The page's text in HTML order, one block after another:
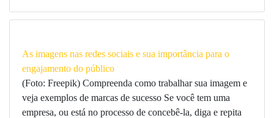
As imagens nas redes sociais e sua importância para o
engajamento do público
(Foto: Freepik) Compreenda como trabalhar sua imagem e
veja exemplos de marcas de sucesso Se você tem uma
empresa, ou está no processo de concebê-la, diga e repita